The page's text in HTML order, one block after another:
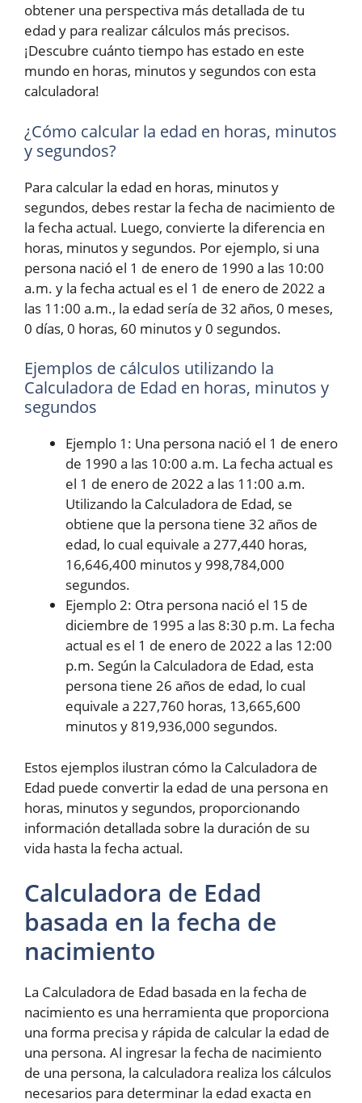
obtener una perspectiva más detallada de tu
edad y para realizar cálculos más precisos.
¡Descubre cuánto tiempo has estado en este
mundo en horas, minutos y segundos con esta
calculadora!
¿Cómo calcular la edad en horas, minutos
y segundos?
Para calcular la edad en horas, minutos y
segundos, debes restar la fecha de nacimiento de
la fecha actual. Luego, convierte la diferencia en
horas, minutos y segundos. Por ejemplo, si una
persona nació el 1 de enero de 1990 a las 10:00
a.m. y la fecha actual es el 1 de enero de 2022 a
las 11:00 a.m., la edad sería de 32 años, 0 meses,
0 días, 0 horas, 60 minutos y 0 segundos.
Ejemplos de cálculos utilizando la
Calculadora de Edad en horas, minutos y
segundos
Ejemplo 1: Una persona nació el 1 de enero
de 1990 a las 10:00 a.m. La fecha actual es
el 1 de enero de 2022 a las 11:00 a.m.
Utilizando la Calculadora de Edad, se
obtiene que la persona tiene 32 años de
edad, lo cual equivale a 277,440 horas,
16,646,400 minutos y 998,784,000
segundos.
Ejemplo 2: Otra persona nació el 15 de
diciembre de 1995 a las 8:30 p.m. La fecha
actual es el 1 de enero de 2022 a las 12:00
p.m. Según la Calculadora de Edad, esta
persona tiene 26 años de edad, lo cual
equivale a 227,760 horas, 13,665,600
minutos y 819,936,000 segundos.
Estos ejemplos ilustran cómo la Calculadora de
Edad puede convertir la edad de una persona en
horas, minutos y segundos, proporcionando
información detallada sobre la duración de su
vida hasta la fecha actual.
Calculadora de Edad
basada en la fecha de
nacimiento
La Calculadora de Edad basada en la fecha de
nacimiento es una herramienta que proporciona
una forma precisa y rápida de calcular la edad de
una persona. Al ingresar la fecha de nacimiento
de una persona, la calculadora realiza los cálculos
necesarios para determinar la edad exacta en